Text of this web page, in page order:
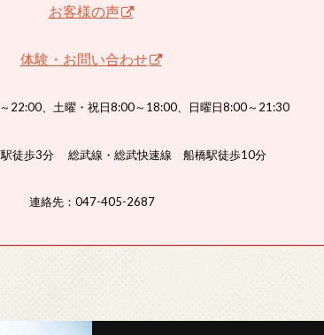
お客様の声
体験・お問い合わせ
22:00、土曜・祝日8:00～18:00、日曜日8:00～21:30
駅徒歩3分 総武線・総武快速線 船橋駅徒歩10分
連絡先：047-405-2687